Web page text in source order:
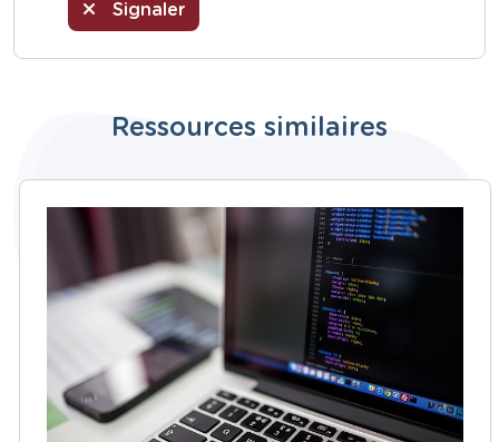
Signaler
Ressources similaires